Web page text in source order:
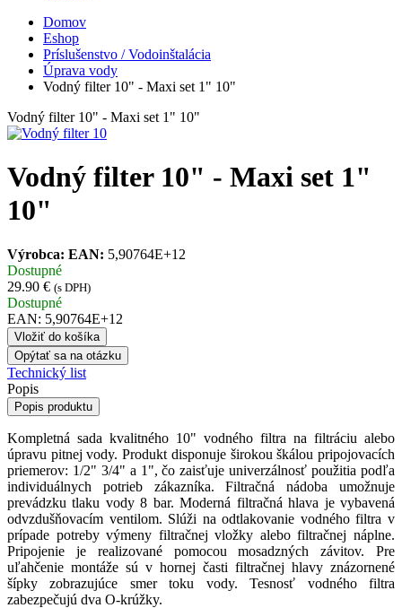
Domov
Eshop
Príslušenstvo / Vodoinštalácia
Úprava vody
Vodný filter 10" - Maxi set 1" 10"
Vodný filter 10" - Maxi set 1" 10"
Vodný filter 10" - Maxi set 1"
10"
Výrobca: EAN: 5,90764E+12
Dostupné
29.90 € (s DPH)
Dostupné
EAN: 5,90764E+12
Vložiť do košíka
Opýtať sa na otázku
Technický list
Popis
Popis produktu
Kompletná sada kvalitného 10" vodného filtra na filtráciu alebo
úpravu pitnej vody. Produkt disponuje širokou škálou pripojovacích
priemerov: 1/2" 3/4" a 1", čo zaisťuje univerzálnosť použitia podľa
individuálnych potrieb zákazníka. Filtračná nádoba umožnuje
prevádzku tlaku vody 8 bar. Moderná filtračná hlava je vybavená
odvzdušňovacím ventilom. Slúži na odtlakovanie vodného filtra v
prípade potreby výmeny filtračnej vložky alebo filtračnej náplne.
Pripojenie je realizované pomocou mosadzných závitov. Pre
uľahčenie montáže sú v hornej časti filtračnej hlavy znázornené
šípky zobrazujúce smer toku vody. Tesnosť vodného filtra
zabezpečujú dva O-krúžky.